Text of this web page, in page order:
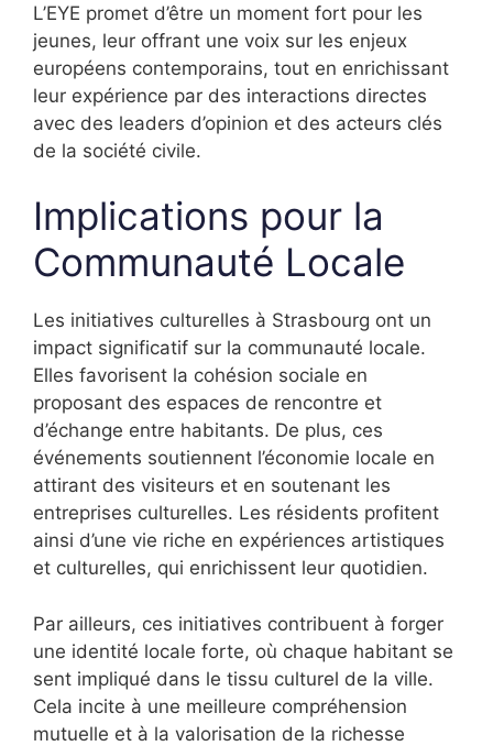
L’EYE promet d’être un moment fort pour les
jeunes, leur offrant une voix sur les enjeux
européens contemporains, tout en enrichissant
leur expérience par des interactions directes
avec des leaders d’opinion et des acteurs clés
de la société civile.
Implications pour la
Communauté Locale
Les initiatives culturelles à Strasbourg ont un
impact significatif sur la communauté locale.
Elles favorisent la cohésion sociale en
proposant des espaces de rencontre et
d’échange entre habitants. De plus, ces
événements soutiennent l’économie locale en
attirant des visiteurs et en soutenant les
entreprises culturelles. Les résidents profitent
ainsi d’une vie riche en expériences artistiques
et culturelles, qui enrichissent leur quotidien.
Par ailleurs, ces initiatives contribuent à forger
une identité locale forte, où chaque habitant se
sent impliqué dans le tissu culturel de la ville.
Cela incite à une meilleure compréhension
mutuelle et à la valorisation de la richesse